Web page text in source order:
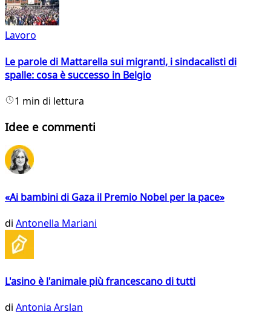
Lavoro
Le parole di Mattarella sui migranti, i sindacalisti di
spalle: cosa è successo in Belgio
1 min di lettura
Idee e commenti
«Ai bambini di Gaza il Premio Nobel per la pace»
di Antonella Mariani
L'asino è l'animale più francescano di tutti
di Antonia Arslan